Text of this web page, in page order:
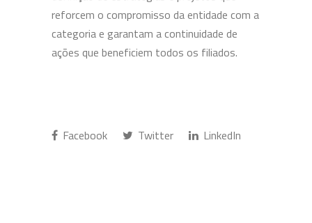
reforcem o compromisso da entidade com a
categoria e garantam a continuidade de
ações que beneficiem todos os filiados.
Facebook Twitter LinkedIn